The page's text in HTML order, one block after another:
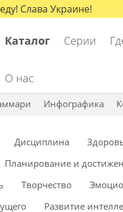
Слава Украине!
Каталог Серии
О нас
Инфографика
Дисциплина
Планирование и
Творчество
Развитие